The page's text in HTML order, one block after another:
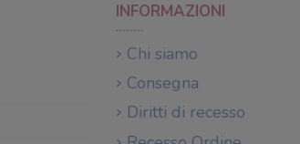
INFORMAZIONI
Chi siamo
Consegna
Diritti di recesso